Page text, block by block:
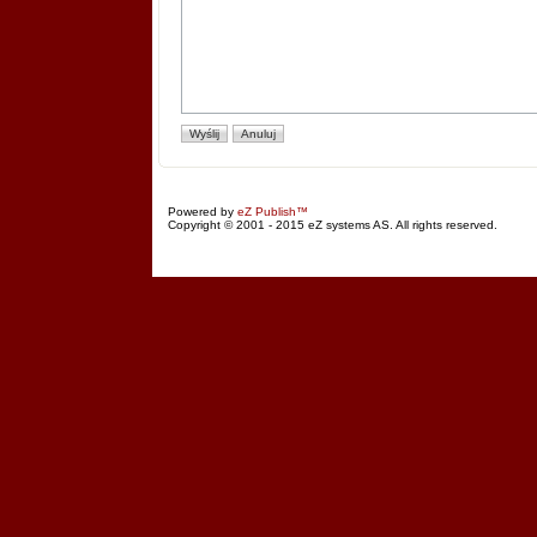
Powered by eZ Publish™
Copyright © 2001 - 2015 eZ systems AS. All rights reserved.